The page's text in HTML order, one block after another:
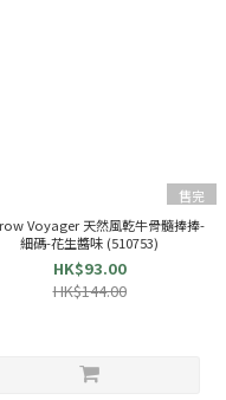
售完
Voyager 天然風乾牛骨髓捧捧-
細碼-花生醬味 (510753)
HK$93.00
HK$144.00